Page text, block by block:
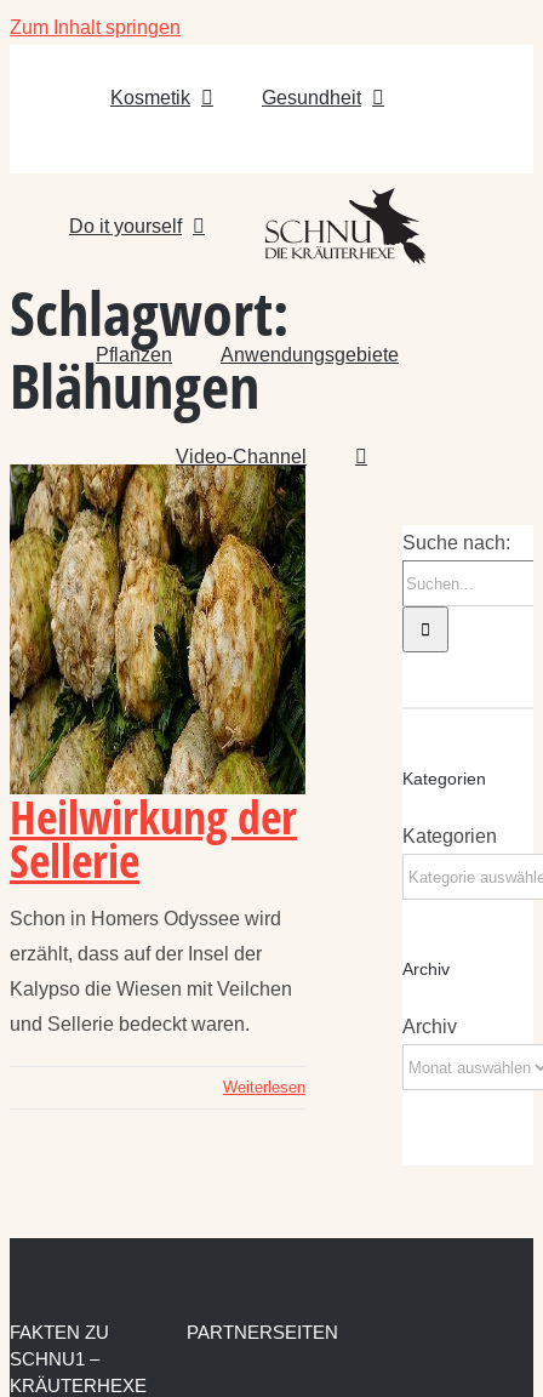
Zum Inhalt springen
Kosmetik Gesundheit
Do it yourself
Pflanzen Anwendungsgebiete
Video-Channel
Schlagwort:
Blähungen
Heilwirkung der
Sellerie
Schon in Homers Odyssee wird
erzählt, dass auf der Insel der
Kalypso die Wiesen mit Veilchen
und Sellerie bedeckt waren.
Weiterlesen
Suche nach:
Kategorien
Kategorien
Archiv
Archiv
FAKTEN ZU
SCHNU1 –
KRÄUTERHEXE
PARTNERSEITEN